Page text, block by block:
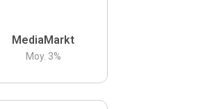
MediaMarkt
Moy. 3%